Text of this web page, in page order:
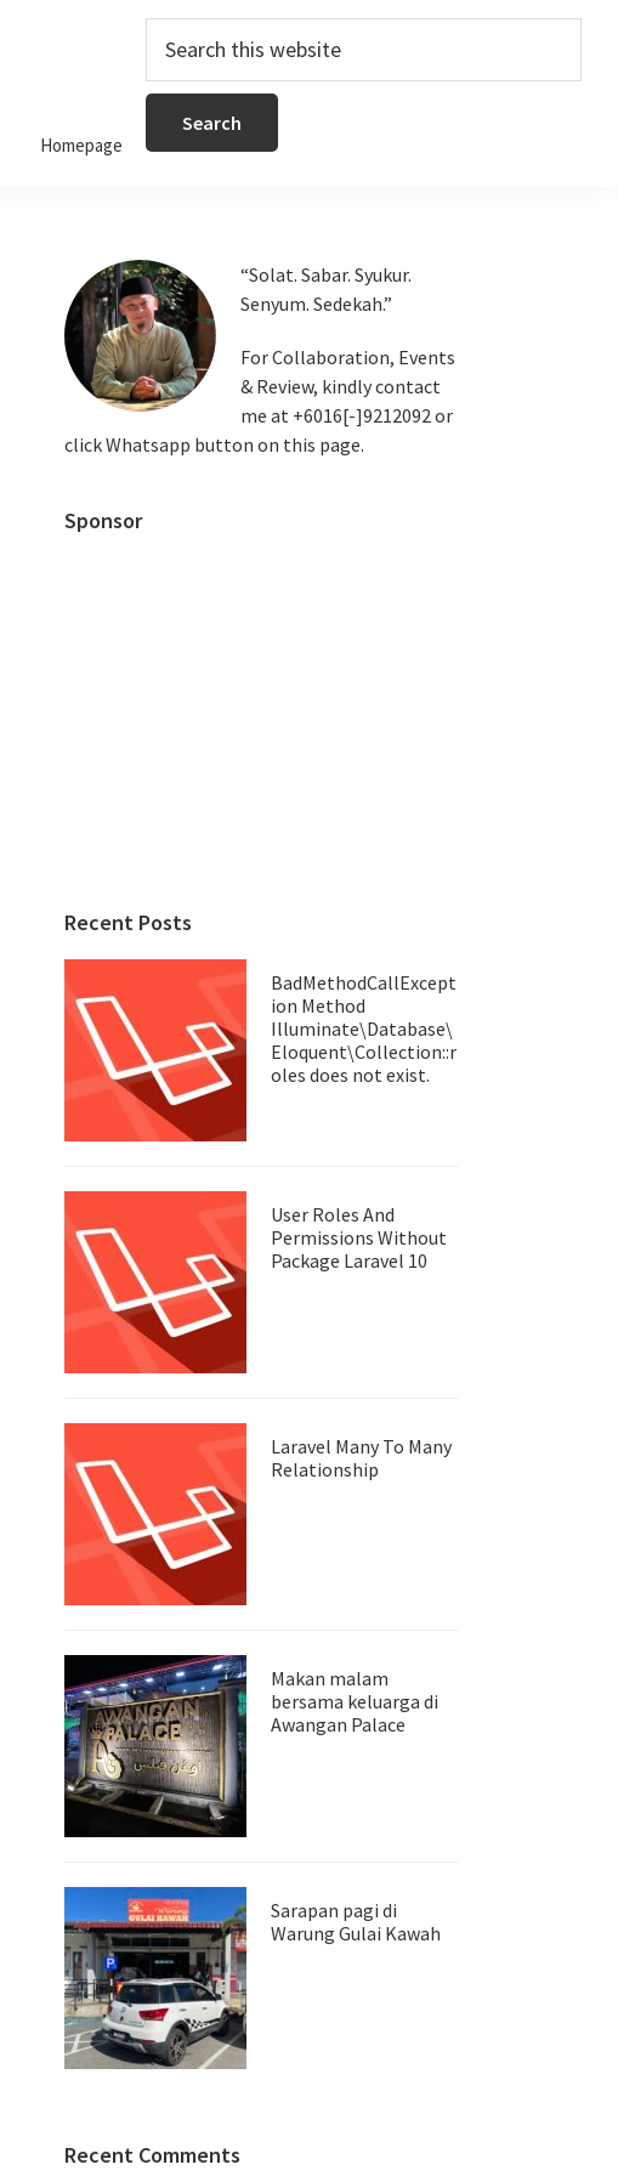
Homepage
Search
this
Primary
Sidebar
“Solat. Sabar. Syukur.
Senyum. Sedekah.”
For Collaboration, Events
& Review, kindly contact
me at +6016[-]9212092 or
click Whatsapp button on this page.
Sponsor
Recent Posts
BadMethodCallExcept
ion Method
Illuminate\Database\
Eloquent\Collection::r
oles does not exist.
User Roles And
Permissions Without
Package Laravel 10
Laravel Many To Many
Relationship
Makan malam
bersama keluarga di
Awangan Palace
Sarapan pagi di
Warung Gulai Kawah
Recent Comments